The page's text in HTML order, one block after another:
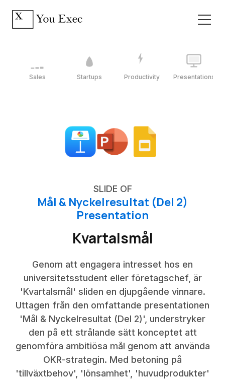
Sales Startups Productivity Presentations
SLIDE OF
Mål & Nyckelresultat (Del 2)
Presentation
Kvartalsmål
Genom att engagera intresset hos en
universitetsstudent eller företagschef, är
'Kvartalsmål' sliden en djupgående vinnare.
Uttagen från den omfattande presentationen
'Mål & Nyckelresultat (Del 2)', understryker
den på ett strålande sätt konceptet att
genomföra ambitiösa mål genom att använda
OKR-strategin. Med betoning på
'tillväxtbehov', 'lönsamhet', 'huvudprodukter'